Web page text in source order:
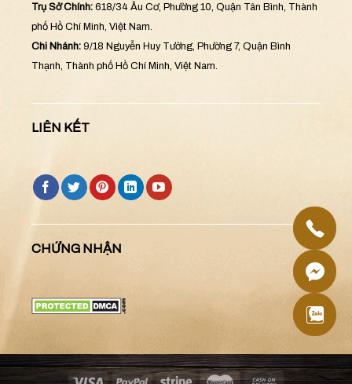
Trụ Sở Chính: 618/34 Âu Cơ, Phường 10, Quận Tân Bình, Thành
phố Hồ Chí Minh, Việt Nam.
Chi Nhánh: 9/18 Nguyễn Huy Tưởng, Phường 7, Quận Bình
Thạnh, Thành phố Hồ Chí Minh, Việt Nam.
LIÊN KẾT
CHỨNG NHẬN